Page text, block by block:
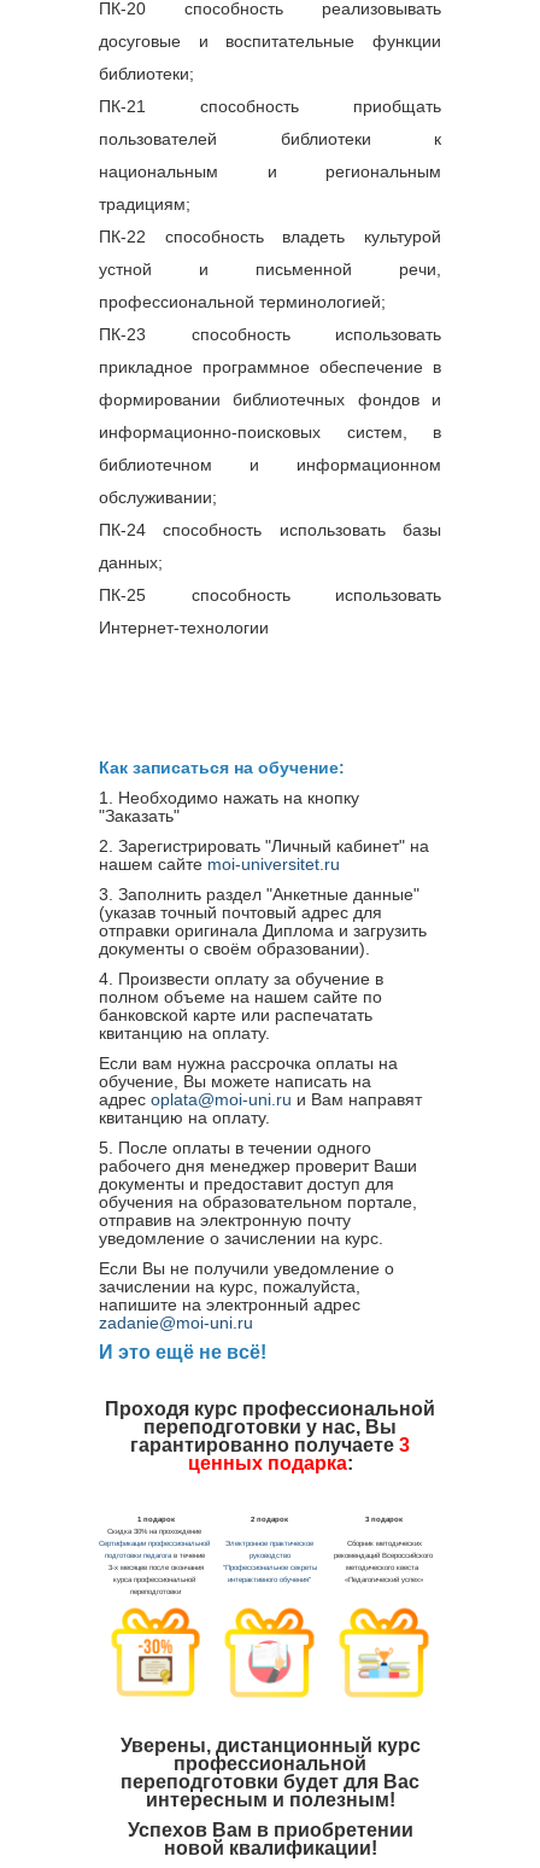
9 Модуль 9. Оценка и
мотивации персонала на
основе KPI
12
Модуль 12. Коучинг в
системе развития и
обучения персонала
13
Модуль 13.
персоналом
15
Модуль 15.
персоналом
ПК-20 способность реализовывать
досуговые и воспитательные функции
библиотеки;
ПК-21 способность приобщать
пользователей библиотеки к
национальным и региональным
традициям;
ПК-22 способность владеть культурой
устной и письменной речи,
профессиональной терминологией;
ПК-23 способность использовать
прикладное программное обеспечение в
формировании библиотечных фондов и
информационно-поисковых систем, в
библиотечном и информационном
обслуживании;
ПК-24 способность использовать базы
данных;
ПК-25 способность использовать
Интернет-технологии
Как записаться на обучение:
1. Необходимо нажать на кнопку
"Заказать"
2. Зарегистрировать "Личный кабинет" на
нашем сайте moi-universitet.ru
3. Заполнить раздел "Анкетные данные"
(указав точный почтовый адрес для
отправки оригинала Диплома и загрузить
документы о своём образовании).
4. Произвести оплату за обучение в
полном объеме на нашем сайте по
банковской карте или распечатать
квитанцию на оплату.
Если вам нужна рассрочка оплаты на
обучение, Вы можете написать на
адрес oplata@moi-uni.ru и Вам направят
квитанцию на оплату.
5. После оплаты в течении одного
рабочего дня менеджер проверит Ваши
документы и предоставит доступ для
обучения на образовательном портале,
отправив на электронную почту
уведомление о зачислении на курс.
Если Вы не получили уведомление о
зачислении на курс, пожалуйста,
напишите на электронный адрес
zadanie@moi-uni.ru
И это ещё не всё!
Проходя курс профессиональной
переподготовки у нас, Вы
гарантированно получаете 3
ценных подарка:
Уверены, дистанционный курс
профессиональной
переподготовки будет для Вас
интересным и полезным!
Успехов Вам в приобретении
новой квалификации!